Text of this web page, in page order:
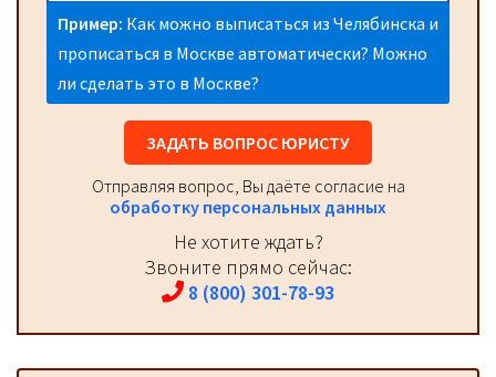
Пример: Как можно выписаться из Челябинска и
прописаться в Москве автоматически? Можно
ли сделать это в Москве?
ЗАДАТЬ ВОПРОС ЮРИСТУ
Отправляя вопрос, Вы даёте согласие на
обработку персональных данных
Не хотите ждать?
Звоните прямо сейчас:
8 (800) 301-78-93